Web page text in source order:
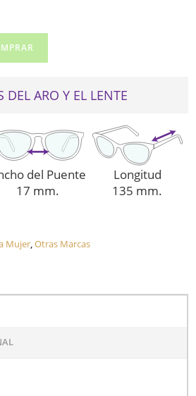
DEL ARO Y EL LENTE
del Puente
17 mm.
Longitud
135 mm.
Mujer,Otras Marcas